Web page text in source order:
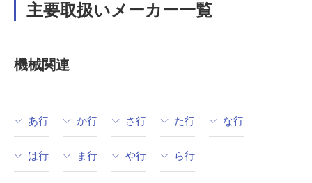
主要取扱いメーカー一覧
機械関連
あ行 か行 さ行 た行 な行
は行 ま行 や行 ら行